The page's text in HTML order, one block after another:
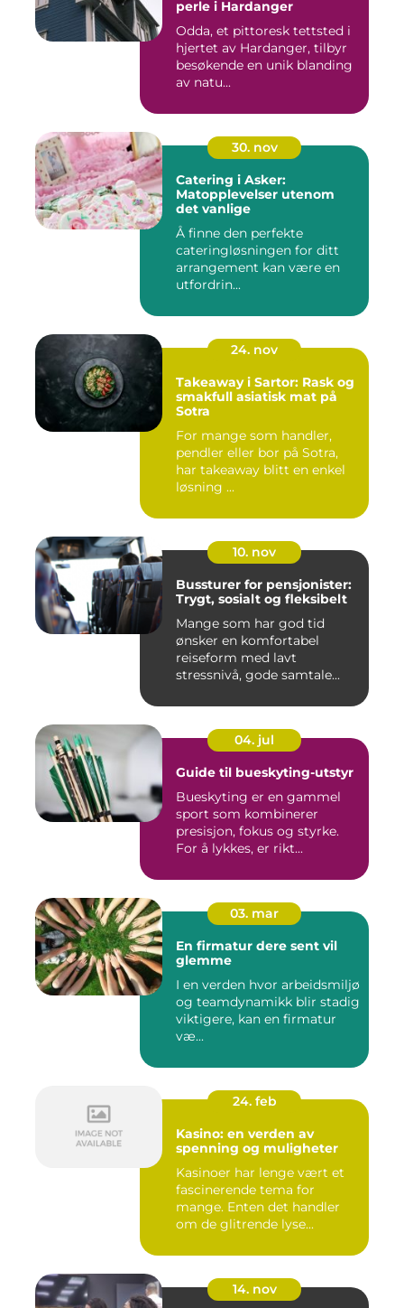
perle i Hardanger
Odda, et pittoresk tettsted i
hjertet av Hardanger, tilbyr
besøkende en unik blanding
av natu...
30. nov
Catering i Asker:
Matopplevelser utenom
det vanlige
Å finne den perfekte
cateringløsningen for ditt
arrangement kan være en
utfordrin...
24. nov
Takeaway i Sartor: Rask og
smakfull asiatisk mat på
Sotra
For mange som handler,
pendler eller bor på Sotra,
har takeaway blitt en enkel
løsning ...
10. nov
Bussturer for pensjonister:
Trygt, sosialt og fleksibelt
Mange som har god tid
ønsker en komfortabel
reiseform med lavt
stressnivå, gode samtale...
04. jul
Guide til bueskyting-utstyr
Bueskyting er en gammel
sport som kombinerer
presisjon, fokus og styrke.
For å lykkes, er rikt...
03. mar
En firmatur dere sent vil
glemme
I en verden hvor arbeidsmiljø
og teamdynamikk blir stadig
viktigere, kan en firmatur
væ...
24. feb
Kasino: en verden av
spenning og muligheter
Kasinoer har lenge vært et
fascinerende tema for
mange. Enten det handler
om de glitrende lyse...
14. nov